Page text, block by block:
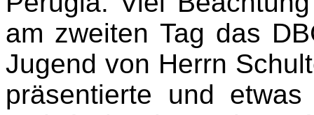
am zweiten Tag das
Jugend von Herrn
präsentierte und